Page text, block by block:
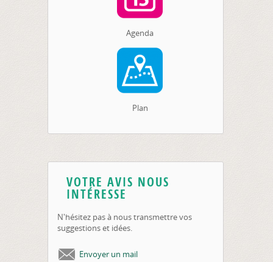
Agenda
Plan
VOTRE AVIS NOUS
INTÉRESSE
N'hésitez pas à nous transmettre vos
suggestions et idées.
Envoyer un mail